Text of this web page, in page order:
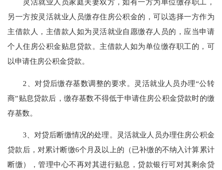
灵活就业人员家庭夫妻双方，如有一方为单位缴存职工，
另一方按灵活就业人员缴存住房公积金的，可以选择一方作为
主借款人，主借款人如为灵活就业自愿缴存人员的，应当申请
个人住房公积金贴息贷款。主借款人如为单位缴存职工的，可
以申请住房公积金贷款。
2、对贷后缴存基数调整的要求。灵活就业人员办理“公转
商”贴息贷款后，缴存基数不得低于申请住房公积金贷款时的缴
存基数。
3、对贷后断缴情况的处理。灵活就业人员办理住房公积金
贷款后，对累计断缴6个月及以上的（已补缴的不纳入计算累计
断缴），管理中心不再对其进行贴息，贷款银行可对其剩余贷